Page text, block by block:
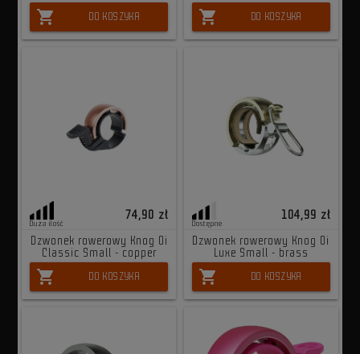
shopping_cart DO KOSZYKA shopping_cart DO KOSZYKA
Duża ilość
74,90 zł
Dzwonek rowerowy Knog Oi
Classic Small - copper
shopping_cart DO KOSZYKA
Dostępne
104,99 zł
Dzwonek rowerowy Knog Oi
Luxe Small - brass
shopping_cart DO KOSZYKA